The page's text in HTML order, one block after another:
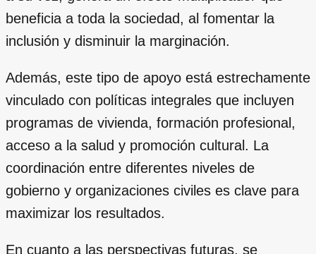
beneficia a toda la sociedad, al fomentar la
inclusión y disminuir la marginación.
Además, este tipo de apoyo está estrechamente
vinculado con políticas integrales que incluyen
programas de vivienda, formación profesional,
acceso a la salud y promoción cultural. La
coordinación entre diferentes niveles de
gobierno y organizaciones civiles es clave para
maximizar los resultados.
En cuanto a las perspectivas futuras, se